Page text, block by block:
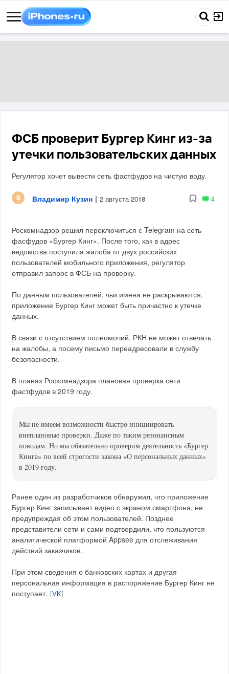
ФСБ проверит Бургер Кинг из-за
утечки пользовательских данных
Регулятор хочет вывести сеть фастфудов на чистую воду.
Владимир Кузин | 2 августа 2018 4
Роскомнадзор решил переключиться с Telegram на сеть
фасфудов «Бургер Кинг». После того, как в адрес
ведомства поступила жалоба от двух российских
пользователей мобильного приложения, регулятор
отправил запрос в ФСБ на проверку.
По данным пользователей, чьи имена не раскрываются,
приложение Бургер Кинг может быть причастно к утечке
данных.
В связи с отсутствием полномочий, РКН не может отвечать
на жалобы, а посему письмо переадресовали в службу
безопасности.
В планах Роскомнадзора плановая проверка сети
фастфудов в 2019 году.
Мы не имеем возможности быстро инициировать
внеплановые проверки. Даже по таким резонансным
поводам. Но мы обязательно проверим деятельность «Бургер
Кинга» по всей строгости закона «О персональных данных»
в 2019 году.
Ранее один из разработчиков обнаружил, что приложение
Бургер Кинг записывает видео с экраном смартфона, не
предупреждая об этом пользователей. Позднее
представители сети и сами подтвердили, что пользуются
аналитической платформой Appsee для отслеживания
действий заказчиков.
При этом сведения о банковских картах и другая
персональная информация в распоряжение Бургер Кинг не
поступает.
[VK